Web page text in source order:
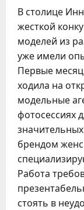
В столице
жесткой
моделей из
уже имели
Первые
ходила на
модельные
фотосессиях
брендом
Работа
стоять в